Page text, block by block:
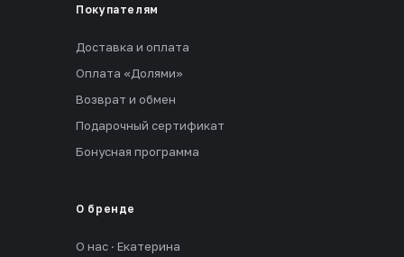
Покупателям
Доставка и оплата
Оплата «Долями»
Возврат и обмен
Подарочный сертификат
Бонусная программа
О бренде
О нас · Екатерина